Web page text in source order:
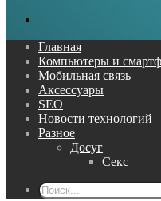
Главная
Компьютеры и
Мобильная связь
Аксессуары
SEO
Новости технологий
Разное
Досуг
Секс